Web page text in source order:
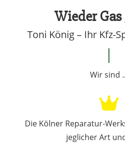
Wieder
Toni König – Ihr Kfz-
Wir sind
Die Kölner Reparatur-
jeglicher Art